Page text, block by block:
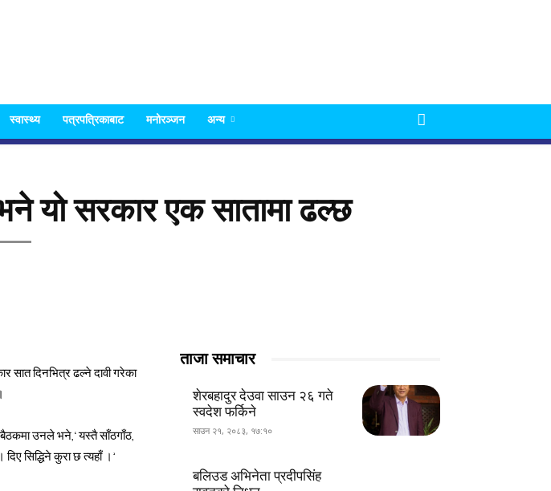
Nispakshya
News
स्वास्थ्य पत्रपत्रिकाबाट मनोरञ्जन अन्य
यो सरकार एक सातामा ढल्छ
सात दिनभित्र ढल्ने दावी गरेका
बैठकमा उनले भने,‘यस्तै साँठगाँठ,
सिद्धिने कुरा छ त्यहाँ ।’
ताजा समाचार
शेरबहादुर देउवा साउन २६ गते
स्वदेश फर्किने
साउन २१, २०८३, १७:१०
बलिउड अभिनेता प्रदीपसिंह